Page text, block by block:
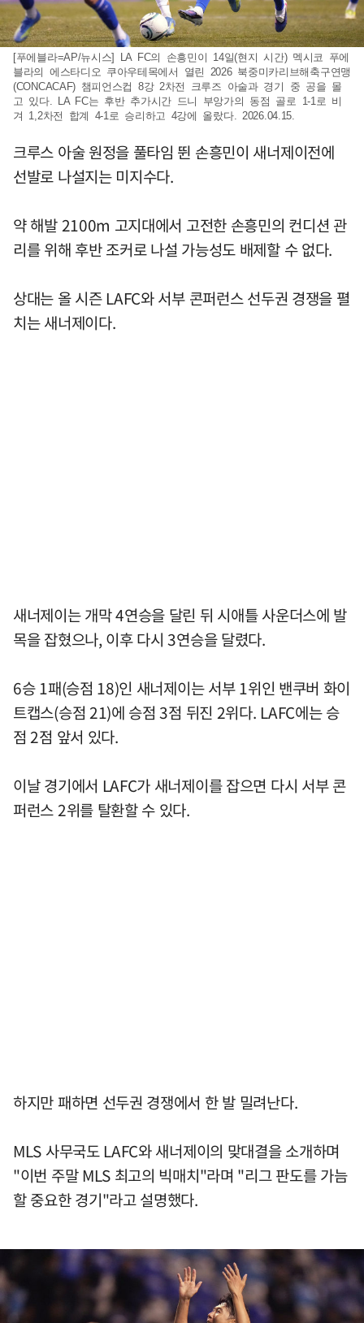
[푸에블라=AP/뉴시스] LA FC의 손흥민이 14일(현지 시간) 멕시코 푸에
블라의 에스타디오 쿠아우테목에서 열린 2026 북중미카리브해축구연맹
(CONCACAF) 챔피언스컵 8강 2차전 크루즈 아술과 경기 중 공을 몰
고 있다. LA FC는 후반 추가시간 드니 부앙가의 동점 골로 1-1로 비
겨 1,2차전 합계 4-1로 승리하고 4강에 올랐다. 2026.04.15.
크루스 아술 원정을 풀타임 뛴 손흥민이 새너제이전에
선발로 나설지는 미지수다.
약 해발 2100m 고지대에서 고전한 손흥민의 컨디션 관
리를 위해 후반 조커로 나설 가능성도 배제할 수 없다.
상대는 올 시즌 LAFC와 서부 콘퍼런스 선두권 경쟁을 펼
치는 새너제이다.
새너제이는 개막 4연승을 달린 뒤 시애틀 사운더스에 발
목을 잡혔으나, 이후 다시 3연승을 달렸다.
6승 1패(승점 18)인 새너제이는 서부 1위인 밴쿠버 화이
트캡스(승점 21)에 승점 3점 뒤진 2위다. LAFC에는 승
점 2점 앞서 있다.
이날 경기에서 LAFC가 새너제이를 잡으면 다시 서부 콘
퍼런스 2위를 탈환할 수 있다.
하지만 패하면 선두권 경쟁에서 한 발 밀려난다.
MLS 사무국도 LAFC와 새너제이의 맞대결을 소개하며
"이번 주말 MLS 최고의 빅매치"라며 "리그 판도를 가늠
할 중요한 경기"라고 설명했다.